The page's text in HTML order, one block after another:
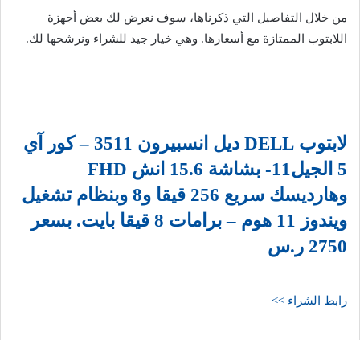
من خلال التفاصيل التي ذكرناها، سوف نعرض لك بعض أجهزة
اللابتوب الممتازة مع أسعارها. وهي خيار جيد للشراء ونرشحها لك.
لابتوب DELL ديل انسبيرون 3511 – كور آي
5 الجيل11- بشاشة 15.6 انش FHD
وهارديسك سريع 256 قيقا و8 وبنظام تشغيل
ويندوز 11 هوم – برامات 8 قيقا بايت. بسعر
2750 ر.س
رابط الشراء >>